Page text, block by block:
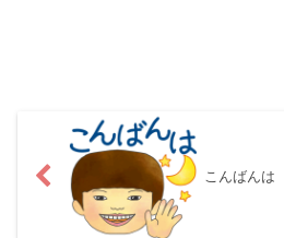
こんばんは